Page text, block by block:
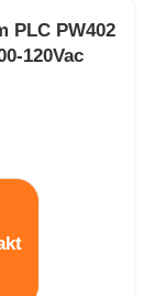
PLC PW402
120Vac